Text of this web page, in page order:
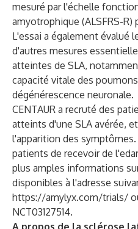
mesuré par l'échelle
amyotrophique (ALSFRS-R)
L'essai a également évalué
d'autres mesures
atteintes de SLA,
capacité vitale des
dégénérescence neuronale.
CENTAUR a recruté des
atteints d'une SLA avérée,
l'apparition des
patients de recevoir de
plus amples informations
disponibles à l'adresse
https://amylyx.com/trials/
NCT03127514.
A propos de la sclérose